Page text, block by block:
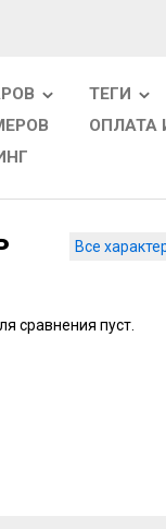
ТЕГИ
ОПЛАТА
Все
сравнения пуст.